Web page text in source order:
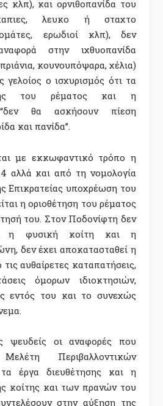
κλπ), και ορνιθοπανίδα του
λευκο ή σταχτο
ερωδιοί κλπ), δεν
στην ιχθυοπανίδα
κουνουπόψαρα, χέλια)
γελοίος ο ισχυρισμός ότι τα
του ρέματος και η
“δεν θα ασκήσουν πίεση
και πανίδα”.
με εκκωφαντικό τρόπο η
αλλά και από τη νομολογία
Επικρατείας υποχρέωση του
η οριοθέτηση του ρέματος
του. Στον Ποδονίφτη δεν
η φυσική κοίτη και η
δεν έχει αποκατασταθεί η
αυθαίρετες καταπατήσεις,
όμορων ιδιοκτησιών,
εντός του και το συνεχώς
ψευδείς οι αναφορές που
Περιβαλλοντικών
έργα διευθέτησης και η
κοίτης και των πρανών του
στην αύξηση της